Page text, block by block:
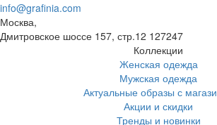
info@grafinia.com
Москва,
Дмитровское шоссе 157, стр.12 127247
Коллекции
Женская одежда
Мужская одежда
Актуальные образы с
Акции и скидки
Тренды и новинки